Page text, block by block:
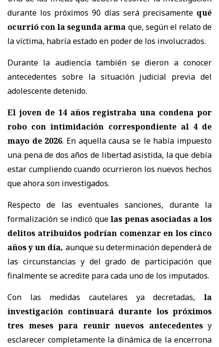
durante los próximos 90 días será precisamentequé
ocurrió con la segunda arma que, según el relato de
la víctima, habría estado en poder de los involucrados.
Durante la audiencia también se dieron a conocer
antecedentes sobre la situación judicial previa del
adolescente detenido.
El joven de 14 años registraba una condena por
robo con intimidación correspondiente al 4 de
mayo de 2026. En aquella causa se le había impuesto
una pena de dos años de libertad asistida, la que debía
estar cumpliendo cuando ocurrieron los nuevos hechos
que ahora son investigados.
Respecto de las eventuales sanciones, durante la
formalización se indicó quelas penas asociadas a los
delitos atribuidos podrían comenzar en los cinco
años y un día, aunque su determinación dependerá de
las circunstancias y del grado de participación que
finalmente se acredite para cada uno de los imputados.
Con las medidas cautelares ya decretadas, la
investigación continuará durante los próximos
tres meses para reunir nuevos antecedentesy
esclarecer completamente la dinámica de la encerrona